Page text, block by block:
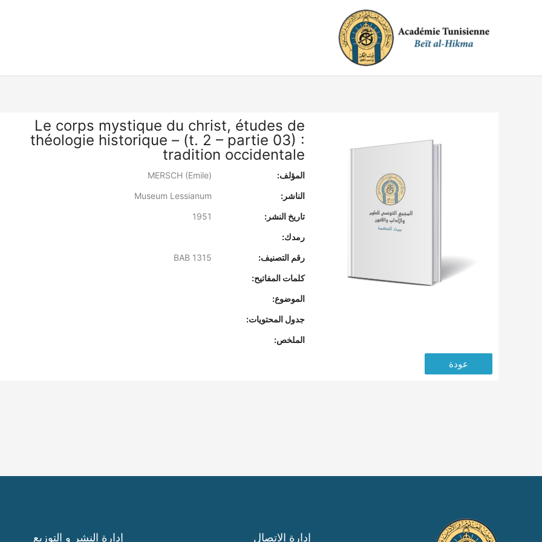
Le corps mystique du christ, études de
théologie historique – (t. 2 – partie 03) :
tradition occidentale
المؤلف:
الناشر:
تاريخ النشر:
رمدك:
رقم التصنيف:
كلمات المفاتيح:
الموضوع:
جدول المحتويات:
الملخص:
عودة
إدارة الاتصال إدارة النشر و التوزيع